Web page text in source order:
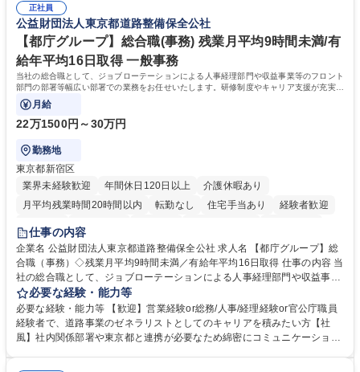
るので安心して入行いただけます。 幅広いキャリアの選択肢があり、公募
や社内副業等を活用し、 一人ひとりが挑戦できるカルチャーが浸透してい
ます。 学歴・資格 学歴：大学院 大学 高専 短大 専修学校 高校 語学力：
資格：
正社員
公益財団法人東京都道路整備保全公社
【都庁グループ】総合職(事務) 残業月平均9時間未満/有
給年平均16日取得 一般事務
当社の総合職として、ジョブローテーションによる人事経理部門や収益事業等のフロント
部門の部署等幅広い部署での業務をお任せいたします。研修制度やキャリア支援が充実し
ております！ ※下記業務詳細
月給
22万1500円～30万円
勤務地
東京都新宿区
業界未経験歓迎
年間休日120日以上
介護休暇あり
月平均残業時間20時間以内
転勤なし 住宅手当あり
経験者歓迎
研修あり
退職金あり
駅近5分以内
資格取得手当あり 食事補助あり
仕事の内容
企業名 公益財団法人東京都道路整備保全公社 求人名 【都庁グループ】総
合職（事務）◇残業月平均9時間未満／有給年平均16日取得 仕事の内容 当
社の総合職として、ジョブローテーションによる人事経理部門や収益事業
等のフロント部門の部署等幅広い部署での業務をお任せいたします。研修
制度やキャリア支援が充実しております！ ※下記業務詳細 【業務詳細】■
管理部門：広報、人事、経理など当公社の運営に係る管理業務 ■収益部
門：駐車場の新規開拓、管理運営、新宿駅西口広場の「イベントコーナ
必要な経験・能力等
必要な経験・能力等 【歓迎】営業経験or総務/人事/経理経験or官公庁職員
経験者で、道路事業のゼネラリストとしてのキャリアを積みたい方【社
風】社内関係部署や東京都と連携が必要なため綿密にコミュニケーション